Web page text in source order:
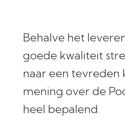
Behalve het
goede kwaliteit
naar een tevreden
mening over de
heel bepalend.